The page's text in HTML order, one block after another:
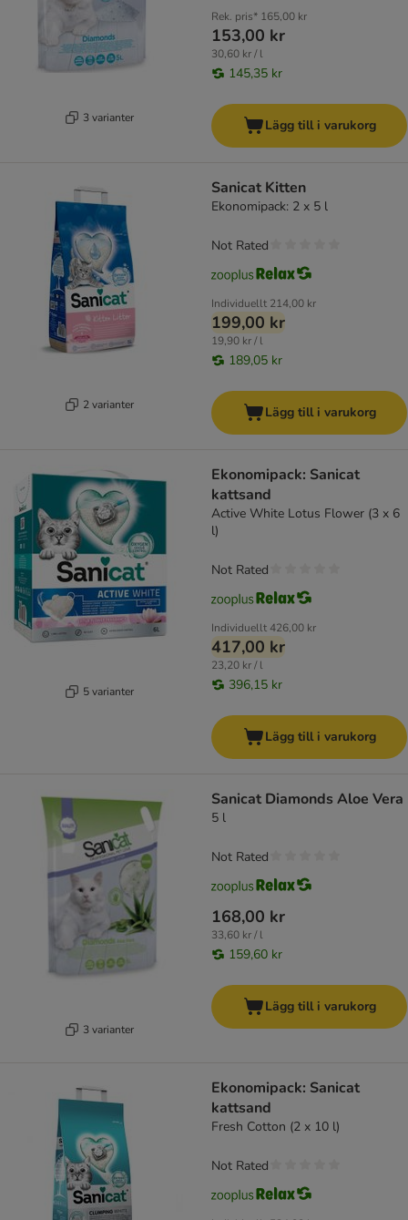
3 varianter
Rek. pris* 165,00 kr
153,00 kr
30,60 kr / l
145,35 kr
Lägg till i varukorg
2 varianter
Sanicat Kitten
Ekonomipack: 2 x 5 l
Individuellt 214,00 kr
199,00 kr
19,90 kr / l
189,05 kr
Not Rated
Lägg till i varukorg
5 varianter
Ekonomipack: Sanicat
kattsand
Active White Lotus Flower (3 x 6
l)
Individuellt426,00 kr
417,00 kr
23,20 kr / l
396,15 kr
Not Rated
Lägg till i varukorg
3 varianter
Sanicat Diamonds Aloe Vera
5 l
168,00 kr
33,60 kr / l
159,60 kr
Not Rated
Lägg till i varukorg
Ekonomipack: Sanicat
kattsand
Fresh Cotton (2 x 10 l)
Not Rated